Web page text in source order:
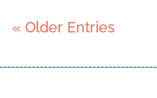
« Older Entries